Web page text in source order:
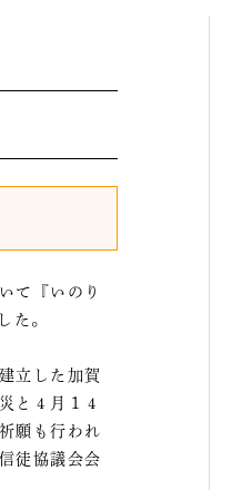
て『いのり
た。
立した加賀
と４月１４
願も行われ
徒協議会会